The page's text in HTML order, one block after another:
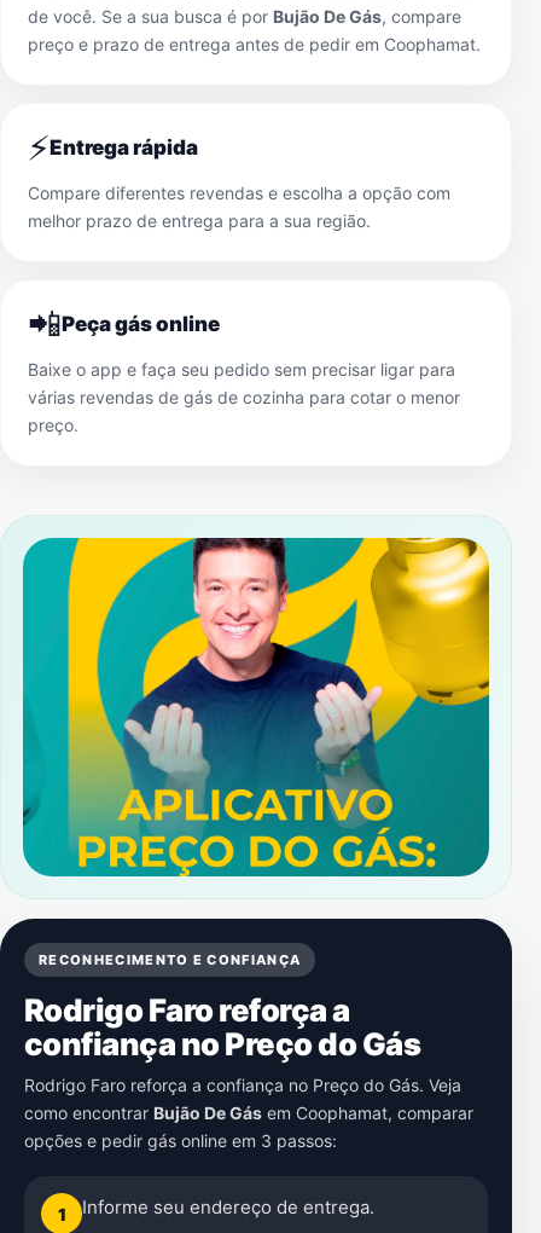
de você. Se a sua busca é por Bujão De Gás, compare
preço e prazo de entrega antes de pedir em Coophamat.
⚡Entrega rápida
Compare diferentes revendas e escolha a opção com
melhor prazo de entrega para a sua região.
📲Peça gás online
Baixe o app e faça seu pedido sem precisar ligar para
várias revendas de gás de cozinha para cotar o menor
preço.
RECONHECIMENTO E CONFIANÇA
Rodrigo Faro reforça a
confiança no Preço do Gás
Rodrigo Faro reforça a confiança no Preço do Gás. Veja
como encontrar Bujão De Gás em Coophamat, comparar
opções e pedir gás online em 3 passos:
1 Informe seu endereço de entrega.